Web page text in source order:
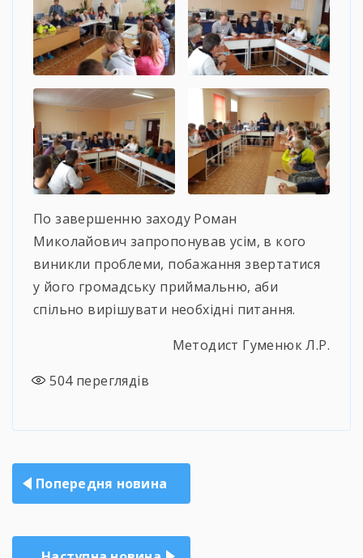
По завершенню заходу Роман
Миколайович запропонував усім, в кого
виникли проблеми, побажання звертатися
у його громадську приймальню, аби
спільно вирішувати необхідні питання.
Методист Гуменюк Л.Р.
504переглядів
Навігація
записів
Попередня новина